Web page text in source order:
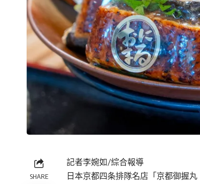
SHARE
記者李婉如/綜合報導
⽇本京都四条排隊名店「京都御握